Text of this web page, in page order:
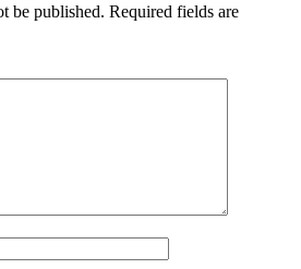
be published. Required fields are